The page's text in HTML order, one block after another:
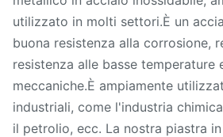
utilizzato in molti settori.È un
buona resistenza alla corrosione,
resistenza alle basse temperature
meccaniche.È ampiamente
industriali, come l'industria
il petrolio, ecc. La nostra piastra